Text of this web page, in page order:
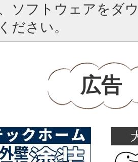
ソフトウェアをダ
ださい。
広告